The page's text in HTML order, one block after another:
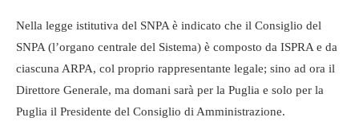
Nella legge istitutiva del SNPA è indicato che il Consiglio del
SNPA (l’organo centrale del Sistema) è composto da ISPRA e da
ciascuna ARPA, col proprio rappresentante legale; sino ad ora il
Direttore Generale, ma domani sarà per la Puglia e solo per la
Puglia il Presidente del Consiglio di Amministrazione.